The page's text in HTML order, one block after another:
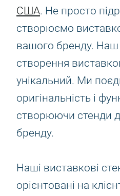
США. Не просто
створюємо
вашого бренду. Наш
створення
унікальний. Ми
оригінальність і
створюючи стенди
бренду.
Наші виставкові
орієнтовані на